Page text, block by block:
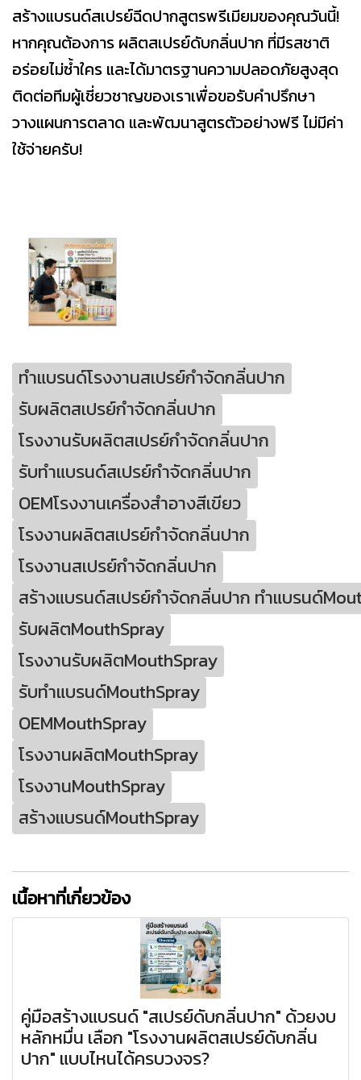
สร้างแบรนด์สเปรย์ฉีดปากสูตรพรีเมียมของคุณวันนี้!
หากคุณต้องการ ผลิตสเปรย์ดับกลิ่นปาก ที่มีรสชาติ
อร่อยไม่ซ้ำใคร และได้มาตรฐานความปลอดภัยสูงสุด
ติดต่อทีมผู้เชี่ยวชาญของเราเพื่อขอรับคำปรึกษา
วางแผนการตลาด และพัฒนาสูตรตัวอย่างฟรี ไม่มีค่า
ใช้จ่ายครับ!
ทำแบรนด์โรงงานสเปรย์กำจัดกลิ่นปาก
รับผลิตสเปรย์กำจัดกลิ่นปาก
โรงงานรับผลิตสเปรย์กำจัดกลิ่นปาก
รับทำแบรนด์สเปรย์กำจัดกลิ่นปาก
OEMโรงงานเครื่องสำอางสีเขียว
โรงงานผลิตสเปรย์กำจัดกลิ่นปาก
โรงงานสเปรย์กำจัดกลิ่นปาก
สร้างแบรนด์สเปรย์กำจัดกลิ่นปาก ทำแบรนด์
รับผลิตMouthSpray
โรงงานรับผลิตMouthSpray
รับทำแบรนด์MouthSpray
OEMMouthSpray
โรงงานผลิตMouthSpray
โรงงานMouthSpray
สร้างแบรนด์MouthSpray
เนื้อหาที่เกี่ยวข้อง
คู่มือสร้างแบรนด์ "สเปรย์ดับกลิ่นปาก" ด้วยงบ
หลักหมื่น เลือก "โรงงานผลิตสเปรย์ดับกลิ่น
ปาก" แบบไหนได้ครบวงจร?